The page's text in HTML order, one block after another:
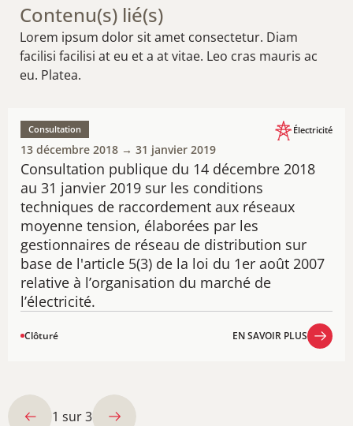
Contenu(s) lié(s)
Lorem ipsum dolor sit amet consectetur. Diam
facilisi facilisi at eu et a at vitae. Leo cras mauris ac
eu. Platea.
Consultation publique du 14 décembre 2018
au 31 janvier 2019 ​sur les conditions
techniques de raccordement aux réseaux
moyenne tension, élaborées par les
gestionnaires de réseau de distribution ​sur
base de l'article 5(3) de la loi du 1er août 2007
relative à l’organisation du marché de
l’électricité.
Consultation Électricité
13 décembre 2018 → 31 janvier 2019
Clôturé
EN SAVOIR PLUS
1 sur3